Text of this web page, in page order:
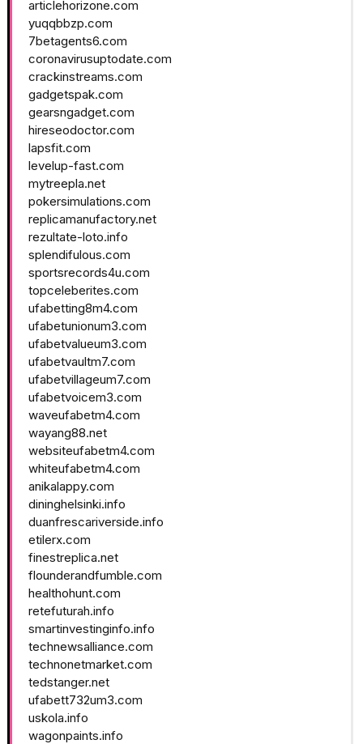
articlehorizone.com
yuqqbbzp.com
7betagents6.com
coronavirusuptodate.com
crackinstreams.com
gadgetspak.com
gearsngadget.com
hireseodoctor.com
lapsfit.com
levelup-fast.com
mytreepla.net
pokersimulations.com
replicamanufactory.net
rezultate-loto.info
splendifulous.com
sportsrecords4u.com
topceleberites.com
ufabetting8m4.com
ufabetunionum3.com
ufabetvalueum3.com
ufabetvaultm7.com
ufabetvillageum7.com
ufabetvoicem3.com
waveufabetm4.com
wayang88.net
websiteufabetm4.com
whiteufabetm4.com
anikalappy.com
dininghelsinki.info
duanfrescariverside.info
etilerx.com
finestreplica.net
flounderandfumble.com
healthohunt.com
retefuturah.info
smartinvestinginfo.info
technewsalliance.com
technonetmarket.com
tedstanger.net
ufabett732um3.com
uskola.info
wagonpaints.info